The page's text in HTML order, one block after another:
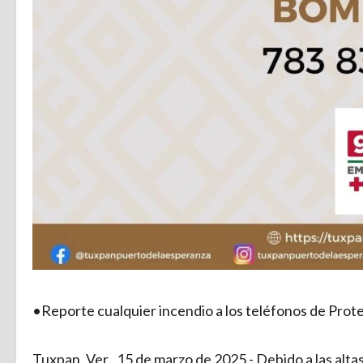
•Reporte cualquier incendio a los teléfonos de
Tuxpan, Ver., 15 de marzo de 2025.- Debido a las